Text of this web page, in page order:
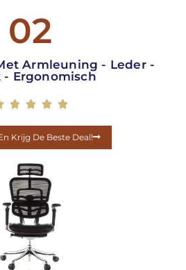
02
Armleuning - Leder -
- Ergonomisch
   
Krijg De Beste Deal!